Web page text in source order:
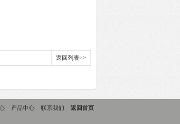
返回列表>>
产品中心 联系我们 返回首页